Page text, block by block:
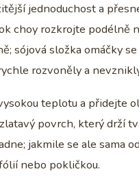
jednoduchost a
choy rozkrojte
sójová složka omáčky
rozvoněly a
teplotu a přidejte
povrch, který drží
jakmile se ale sama
nebo pokličkou.